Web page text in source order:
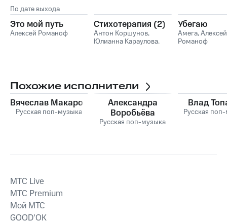
По дате выхода
Это мой путь
Алексей Романоф
Стихотерапия (2)
Антон Коршунов,
Юлианна Караулова,
Убегаю
Амега,Алексей
Романоф
Похожие исполнители
Вячеслав Макаров
Русская поп-музыка
Александра
Воробьёва
Русская поп-музыка
Влад
Русская
MTС Live
MTС Premium
Мой МТС
GOOD’OK